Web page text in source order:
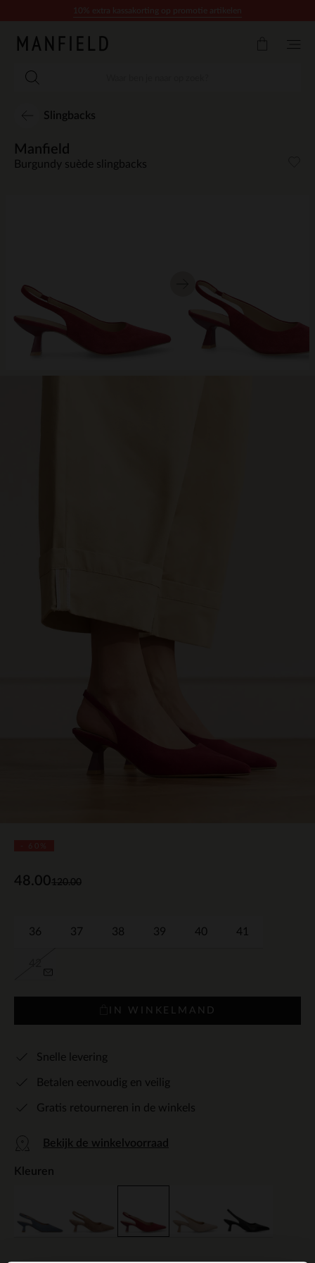
Slingbacks
Manfield
Burgundy suède slingbacks
120.00
48.00
36 37 38 39 40 41
IN WINKELMAND
Snelle levering
Betalen eenvoudig en veilig
Gratis retourneren in de winkels
Bekijk de winkelvoorraad
Kleuren